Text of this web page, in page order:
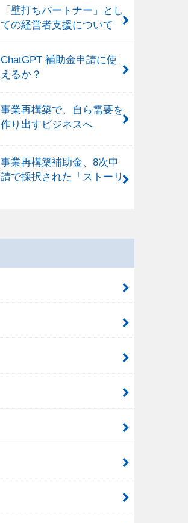
「壁打ちパートナー」とし
ての経営者支援について
ChatGPT 補助金申請に使
えるか？
事業再構築で、自ら需要を
作り出すビジネスへ
事業再構築補助金、8次申
請で採択された「ストーリ